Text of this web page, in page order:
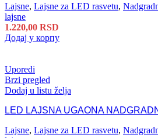
Lajsne, Lajsne za LED rasvetu,
lajsne
1.220,00 RSD
Додај у корпу
Uporedi
Brzi pregled
Dodaj u listu želja
LED LAJSNA UGAONA
Lajsne, Lajsne za LED rasvetu,